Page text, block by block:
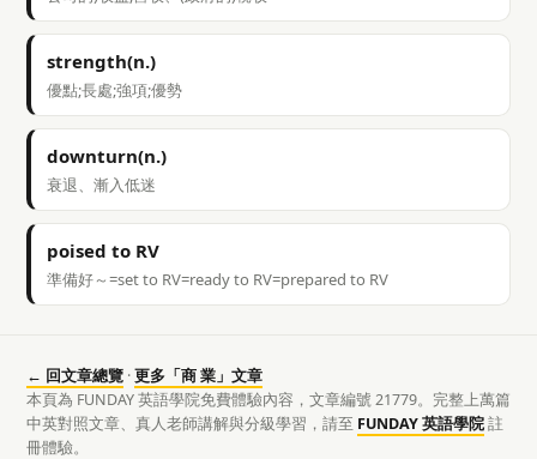
strength(n.)
優點;長處;強項;優勢
downturn(n.)
衰退、漸入低迷
poised to RV
準備好～=set to RV=ready to RV=prepared to RV
← 回文章總覽 ·更多「商 業」文章
本頁為 FUNDAY 英語學院免費體驗內容，文章編號 21779。完整上萬篇
中英對照文章、真人老師講解與分級學習，請至 FUNDAY 英語學院註
冊體驗。